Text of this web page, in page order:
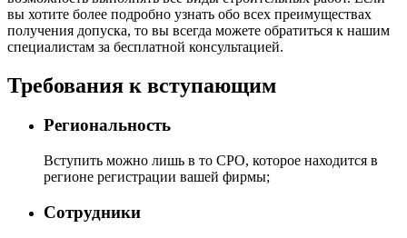
вы хотите более подробно узнать обо всех преимуществах
получения допуска, то вы всегда можете обратиться к нашим
специалистам за бесплатной консультацией.
Требования к вступающим
Региональность
Вступить можно лишь в то СРО, которое находится в
регионе регистрации вашей фирмы;
Сотрудники